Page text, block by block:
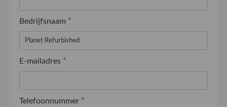
Bedrijfsnaam *
E-mailadres *
Telefoonnummer *